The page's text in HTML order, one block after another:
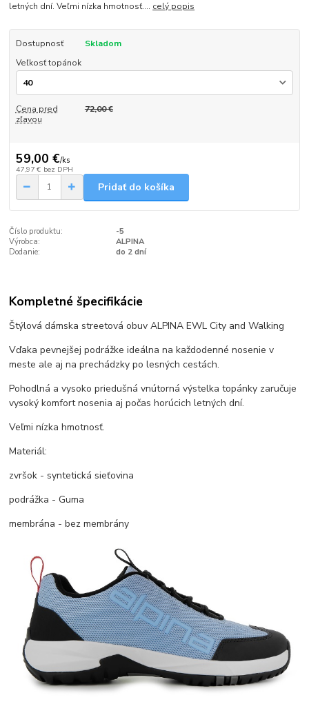
letných dní. Veľmi nízka hmotnosť.... celý popis
Dostupnosť
Skladom
Veľkosť topánok
Cena pred
zľavou
72,00 €
59,00 €/ks
47,97 € bez DPH
Pridať do košíka
Číslo produktu:
-5
Výrobca:
ALPINA
Dodanie:
do 2 dní
Kompletné špecifikácie
Štýlová dámska streetová obuv ALPINA EWL City and Walking
Vďaka pevnejšej podrážke ideálna na každodenné nosenie v
meste ale aj na prechádzky po lesných cestách.
Pohodlná a vysoko priedušná vnútorná výstelka topánky zaručuje
vysoký komfort nosenia aj počas horúcich letných dní.
Veľmi nízka hmotnosť.
Materiál:
zvršok - syntetická sieťovina
podrážka - Guma
membrána - bez membrány